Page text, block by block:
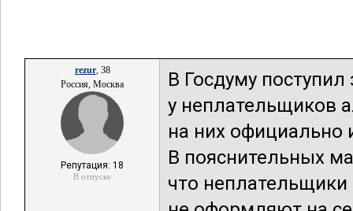
rezur, 38
Россия, Москва
Репутация: 18
В отпуске
В Госдуму
у неплательщиков
на них официально
В пояснительных
что